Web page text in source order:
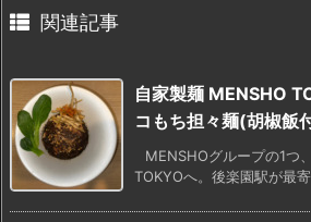
関連記事
自家製麺 MENSHO
コもち担々麺(胡椒飯
MENSHOグループの1つ
TOKYOへ。後楽園駅が最